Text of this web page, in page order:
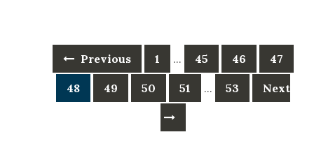
navigation
Previous 1 … 45 46 47
48 49 50 51 … 53 Next